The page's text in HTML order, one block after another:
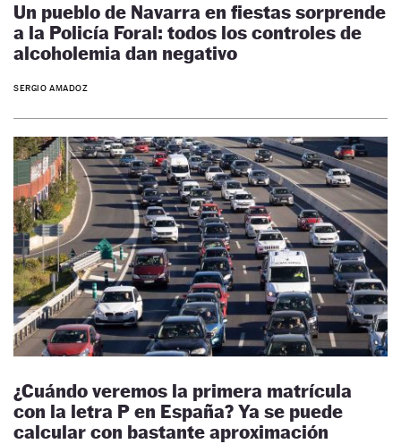
Un pueblo de Navarra en fiestas sorprende
a la Policía Foral: todos los controles de
alcoholemia dan negativo
SERGIO AMADOZ
¿Cuándo veremos la primera matrícula
con la letra P en España? Ya se puede
calcular con bastante aproximación